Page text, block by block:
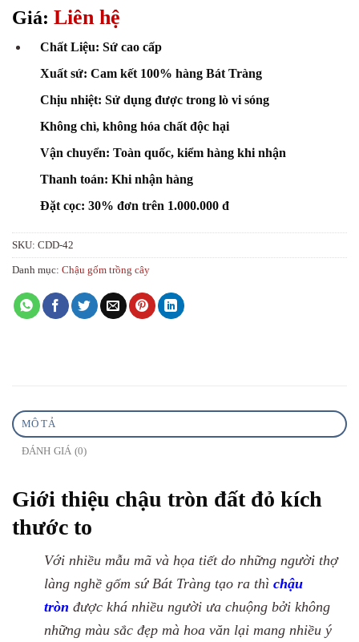
Giá: Liên hệ
Chất Liệu: Sứ cao cấp
Xuất sứ: Cam kết 100% hàng Bát Tràng
Chịu nhiệt: Sử dụng được trong lò vi sóng
Không chì, không hóa chất độc hại
Vận chuyển: Toàn quốc, kiểm hàng khi nhận
Thanh toán: Khi nhận hàng
Đặt cọc: 30% đơn trên 1.000.000 đ
SKU: CDD-42
Danh mục: Chậu gốm trồng cây
MÔ TẢ
ĐÁNH GIÁ (0)
Giới thiệu chậu tròn đất đỏ kích
thước to
Với nhiều mẫu mã và họa tiết do những người thợ
làng nghề gốm sứ Bát Tràng tạo ra thì chậu
tròn được khá nhiều người ưa chuộng bởi không
những màu sắc đẹp mà hoa văn lại mang nhiều ý